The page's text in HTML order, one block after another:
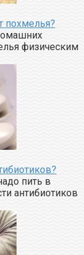
похмелья?
физическим
пить в
антибиотиков